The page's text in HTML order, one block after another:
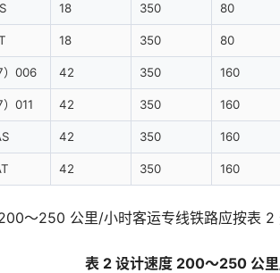
18 350 80
18 350 80
）006 42 350 160
011 42 350 160
42 350 160
42 350 160
～250 公里/小时客运专线铁路应按表 2
表 2 设计速度 200～250 公